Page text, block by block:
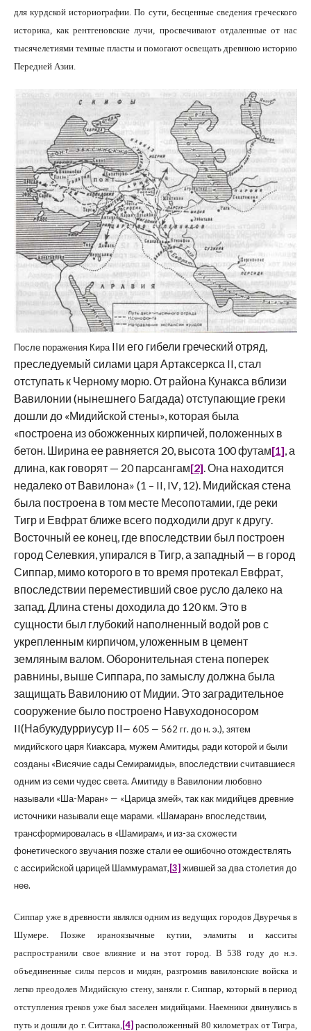
для курдской историографии. По сути, бесценные сведения греческого
историка, как рентгеновские лучи, просвечивают отдаленные от нас
тысячелетиями темные пласты и помогают освещать древнюю историю
Передней Азии.
После поражения Кира IIи его гибели греческий отряд,
преследуемый силами царя Артаксеркса II , стал
отступать к Черному морю. От района Кунакса вблизи
Вавилонии (нынешнего Багдада) отступающие греки
дошли до «Мидийской стены», которая была
«построена из обожженных кирпичей, положенных в
бетон. Ширина ее равняется 20, высота 100 футам[1] , а
длина, как говорят — 20 парсангам[2] . Она находится
недалеко от Вавилона» (1 – II IV, 12). Мидийская стена
была построена в том месте Месопотамии, где реки
Тигр и Евфрат ближе всего подходили друг к другу.
Восточный ее конец, где впоследствии был построен
город Селевкия, упирался в Тигр, а западный — в город
Сиппар, мимо которого в то время протекал Евфрат,
впоследствии переместивший свое русло далеко на
запад. Длина стены доходила до 120 км. Это в
сущности был глубокий наполненный водой ров с
укрепленным кирпичом, уложенным в цемент
земляным валом. Оборонительная стена поперек
равнины, выше Сиппара, по замыслу должна была
защищать Вавилонию от Мидии. Это заградительное
сооружение было построено Навуходоносором
II(Набукудурриусур II— 605 — 562 гг. до н. э.), зятем
мидийского царя Киаксара, мужем Амитиды, ради которой и были
созданы «Висячие сады Семирамиды», впоследствии считавшиеся
одним из семи чудес света. Амитиду в Вавилонии любовно
называли «Ша-Маран» — «Царица змей», так как мидийцев древние
источники называли еще марами. «Шамаран» впоследствии,
трансформировалась в «Шамирам», и из-за схожести
фонетического звучания позже стали ее ошибочно отождествлять
с ассирийской царицей Шаммурамат,[3] жившей за два столетия до
нее.
Сиппар уже в древности являлся одним из ведущих городов Двуречья в
Шумере. Позже ираноязычные кутии, эламиты и касситы
распространили свое влияние и на этот город. В 538 году до н.э.
объединенные силы персов и мидян, разгромив вавилонские войска и
легко преодолев Мидийскую стену, заняли г. Сиппар, который в период
отступления греков уже был заселен мидийцами. Наемники двинулись в
путь и дошли до г. Ситтака, [4] расположенный 80 километрах от Тигра,